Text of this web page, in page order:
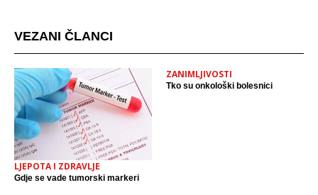
VEZANI ČLANCI
LJEPOTA I ZDRAVLJE
Gdje se vade tumorski markeri
ZANIMLJIVOSTI
Tko su onkološki bolesnici